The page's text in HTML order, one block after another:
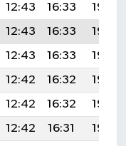
12:43 16:33
19:46
12:43 16:33
19:45
12:43 16:33
19:44
12:42 16:32
19:43
12:42 16:32
19:42
12:42 16:31
19:40